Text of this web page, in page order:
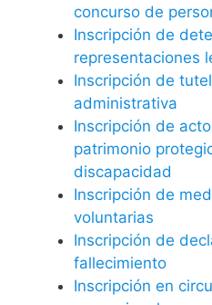
concurso de
Inscripción de
representaciones
Inscripción de
administrativa
Inscripción de
patrimonio
discapacidad
Inscripción de
voluntarias
Inscripción de
fallecimiento
Inscripción en